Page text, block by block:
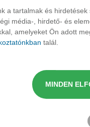
a tartalmak és
média-, hirdető- és
amelyeket Ön adott
talál.
MINDEN
színek felárral járhatnak.